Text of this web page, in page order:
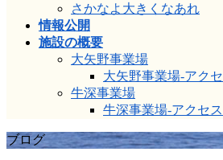
さかなよ大きくなあれ
情報公開
施設の概要
大矢野事業場
大矢野事業場-アク
牛深事業場
牛深事業場-アクセス
ブログ